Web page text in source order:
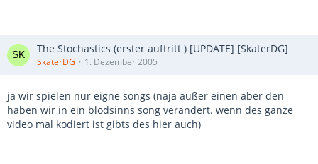
The Stochastics (erster auftritt ) [UPDATE] [SkaterDG]
SkaterDG 1. Dezember 2005
ja wir spielen nur eigne songs (naja außer einen aber den
haben wir in ein blödsinns song verändert. wenn des ganze
video mal kodiert ist gibts des hier auch)